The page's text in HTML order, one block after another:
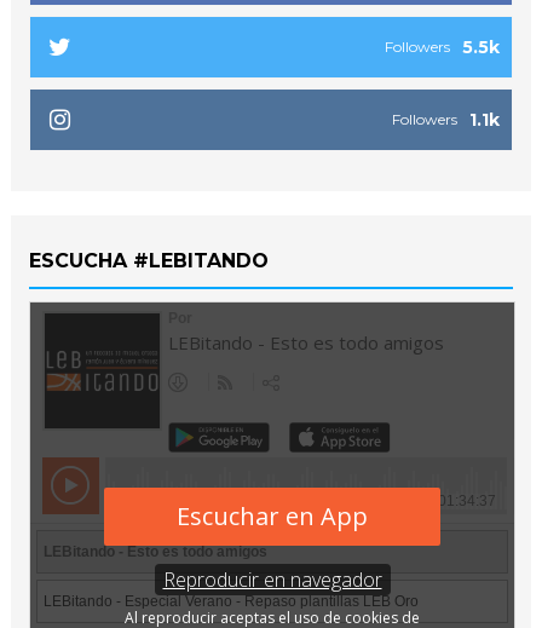
5.5k
Followers
1.1k
Followers
ESCUCHA #LEBITANDO